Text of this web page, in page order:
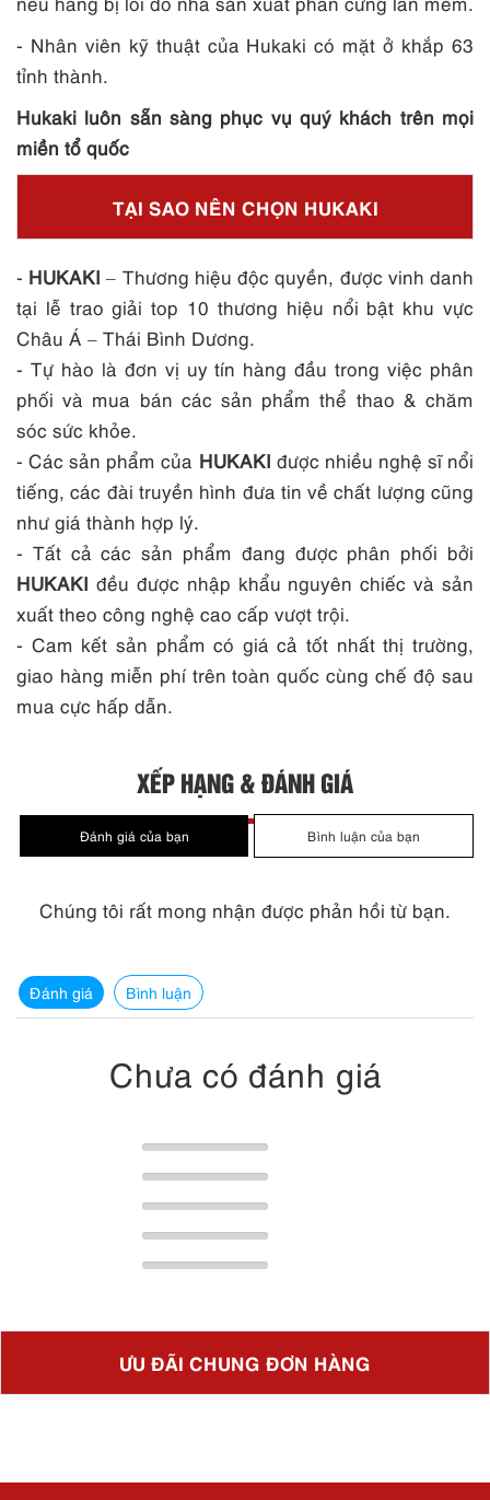
- Nhân viên kỹ thuật của Hukaki có mặt ở khắp 63
tỉnh thành.
Hukaki luôn sẵn sàng phục vụ quý khách trên mọi
miền tổ quốc
TẠI SAO NÊN CHỌN HUKAKI
- HUKAKI – Thương hiệu độc quyền, được vinh danh
tại lễ trao giải top 10 thương hiệu nổi bật khu vực
Châu Á – Thái Bình Dương.
- Tự hào là đơn vị uy tín hàng đầu trong việc phân
phối và mua bán các sản phẩm thể thao & chăm
sóc sức khỏe.
- Các sản phẩm của HUKAKI được nhiều nghệ sĩ nổi
tiếng, các đài truyền hình đưa tin về chất lượng cũng
như giá thành hợp lý.
- Tất cả các sản phẩm đang được phân phối bởi
HUKAKI đều được nhập khẩu nguyên chiếc và sản
xuất theo công nghệ cao cấp vượt trội.
- Cam kết sản phẩm có giá cả tốt nhất thị trường,
giao hàng miễn phí trên toàn quốc cùng chế độ sau
mua cực hấp dẫn.
XẾP HẠNG & ĐÁNH GIÁ
Chúng tôi rất mong nhận được phản hồi từ bạn.
Đánh giá Bình luận
Chưa có đánh giá
ƯU ĐÃI CHUNG ĐƠN HÀNG